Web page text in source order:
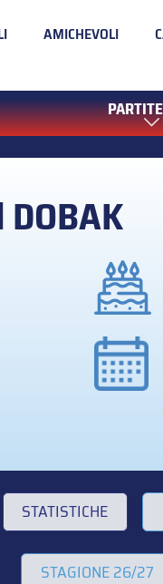
AMICHEVOLI
DOBAK
STATISTICHE